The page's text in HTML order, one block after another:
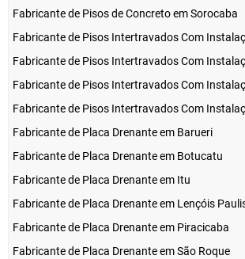
Fabricante de Pisos de Concreto em Sorocaba
Fabricante de Pisos Intertravados Com
Fabricante de Pisos Intertravados Com
Fabricante de Pisos Intertravados Com
Fabricante de Pisos Intertravados Com
Fabricante de Placa Drenante em Barueri
Fabricante de Placa Drenante em Botucatu
Fabricante de Placa Drenante em Itu
Fabricante de Placa Drenante em Lençóis
Fabricante de Placa Drenante em Piracicaba
Fabricante de Placa Drenante em São Roque